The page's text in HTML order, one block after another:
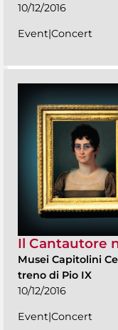
10/12/2016
Event|Concert
Il Cantautore
Musei Capitolini
treno di Pio IX
10/12/2016
Event|Concert